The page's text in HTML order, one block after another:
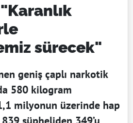
sürecek"
geniş çaplı narkotik
580 kilogram
milyonun üzerinde hap